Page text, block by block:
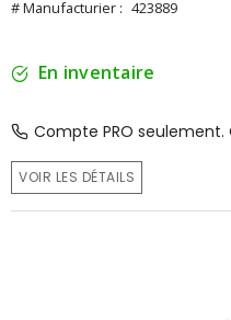
# Manufacturier : 423889
En inventaire
Compte PRO
VOIR LES DÉTAILS